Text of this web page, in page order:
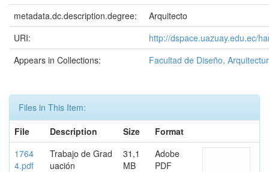
metadata.dc.description.degree:
Arquitecto
URI:
http://dspace.uazuay.edu.ec/
Appears in Collections:
Facultad de Diseño,
Files in This Item:
File
Description Size
Format
1764
4.pdf
Trabajo de Grad
uación
31,1
MB
Adobe
PDF